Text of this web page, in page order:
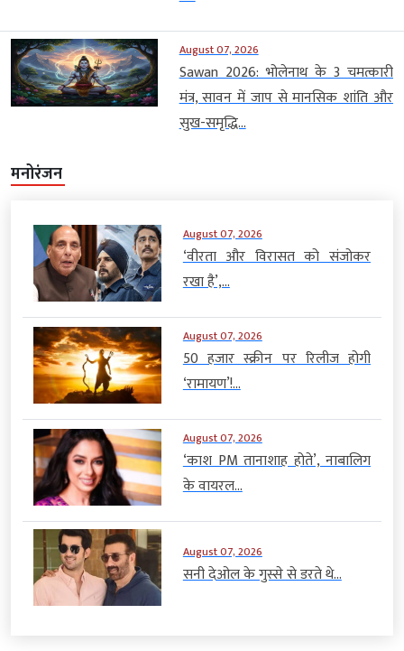
August 07, 2026
Sawan 2026: भोलेनाथ के 3 चमत्कारी
मंत्र, सावन में जाप से मानसिक शांति और
सुख-समृद्धि...
मनोरंजन
August 07, 2026
‘वीरता और विरासत को संजोकर
रखा है’,...
August 07, 2026
50 हजार स्क्रीन पर रिलीज होगी
‘रामायण’!...
August 07, 2026
‘काश PM तानाशाह होते’, नाबालिग
के वायरल...
August 07, 2026
सनी देओल के गुस्से से डरते थे...